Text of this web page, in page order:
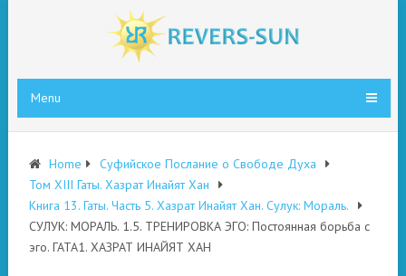
Menu
Home
Суфийское Послание о Свободе Духа
Том XIII Гаты. Хазрат Инайят Хан
Книга 13. Гаты. Часть 5. Хазрат Инайят Хан. Сулук: Мораль.
СУЛУК: МОРАЛЬ. 1.5. ТРЕНИРОВКА ЭГО: Постоянная борьба с
эго. ГАТА1. ХАЗРАТ ИНАЙЯТ ХАН